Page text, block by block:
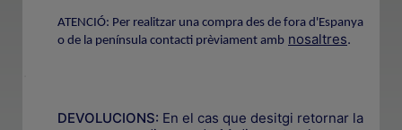
ATENCIÓ: Per realitzar una compra des de fora d'Espanya
o de la península contacti prèviament amb nosaltres.
DEVOLUCIONS: En el cas que desitgi retornar la